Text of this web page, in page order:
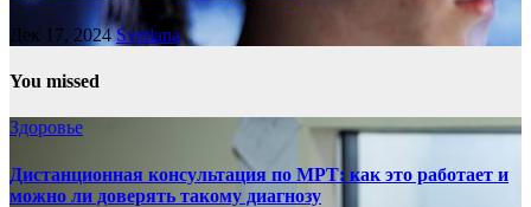
Дек 17, 2024Svetlana
You missed
Здоровье
Дистанционная консультация по МРТ: как это работает и
можно ли доверять такому диагнозу